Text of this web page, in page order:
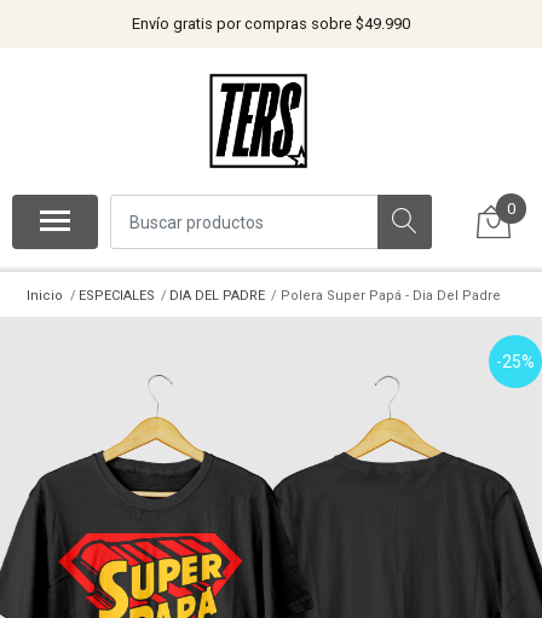
Envío gratis por compras sobre $49.990
0
Inicio ESPECIALES DIA DEL PADRE Polera Super Papá - Dia Del Padre
-25%